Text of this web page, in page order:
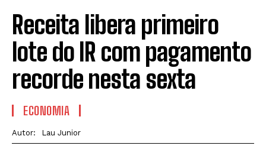
Receita libera primeiro
lote do IR com pagamento
recorde nesta sexta
ECONOMIA
Autor: Lau Junior